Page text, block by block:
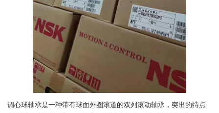
调心球轴承是一种带有球面外圈滚道的双列滚动轴承，突出的特点